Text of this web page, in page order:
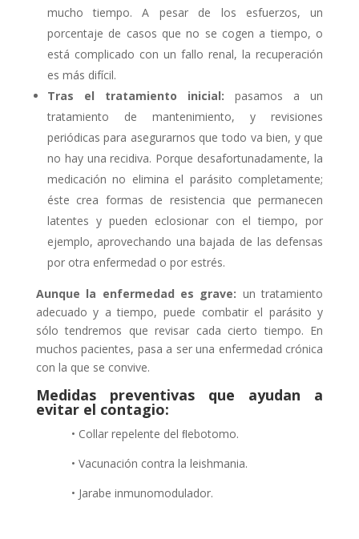
mucho tiempo. A pesar de los esfuerzos, un
porcentaje de casos que no se cogen a tiempo, o
está complicado con un fallo renal, la recuperación
es más difícil.
Tras el tratamiento inicial: pasamos a un
tratamiento de mantenimiento, y revisiones
periódicas para asegurarnos que todo va bien, y que
no hay una recidiva. Porque desafortunadamente, la
medicación no elimina el parásito completamente;
éste crea formas de resistencia que permanecen
latentes y pueden eclosionar con el tiempo, por
ejemplo, aprovechando una bajada de las defensas
por otra enfermedad o por estrés.
Aunque la enfermedad es grave: un tratamiento
adecuado y a tiempo, puede combatir el parásito y
sólo tendremos que revisar cada cierto tiempo. En
muchos pacientes, pasa a ser una enfermedad crónica
con la que se convive.
Medidas preventivas que ayudan a
evitar el contagio:
• Collar repelente del ﬂebotomo.
• Vacunación contra la leishmania.
• Jarabe inmunomodulador.